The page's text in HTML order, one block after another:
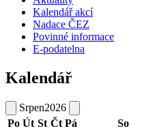
Kalendář akcí
Nadace ČEZ
Povinné informace
E-podatelna
Kalendář
Srpen2026
Po Út St Čt Pá So